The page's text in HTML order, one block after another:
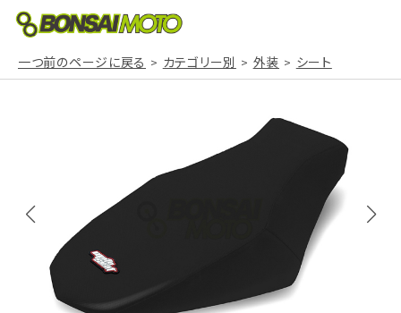
一つ前のページに戻る カテゴリー別 外装 シート